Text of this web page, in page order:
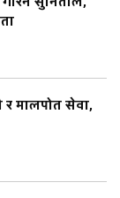
र मालपोत सेवा,